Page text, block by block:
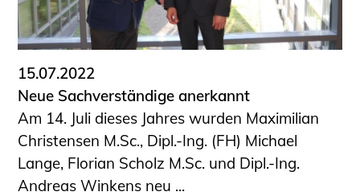
15.07.2022
Neue Sachverständige anerkannt
Am 14. Juli dieses Jahres wurden Maximilian
Christensen M.Sc., Dipl.-Ing. (FH) Michael
Lange, Florian Scholz M.Sc. und Dipl.-Ing.
Andreas Winkens neu ...